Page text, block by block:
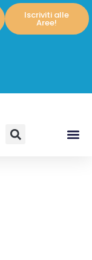
Iscriviti alle
Aree!